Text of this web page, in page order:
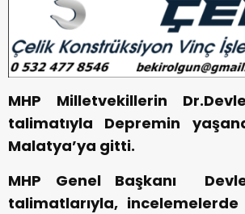
MHP Milletvekillerin
talimatıyla Depremin
Malatya’ya gitti.
MHP Genel Başkanı
talimatlarıyla,